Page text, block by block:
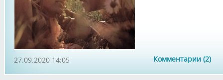
Комментарии (2)
27.09.2020 14:05